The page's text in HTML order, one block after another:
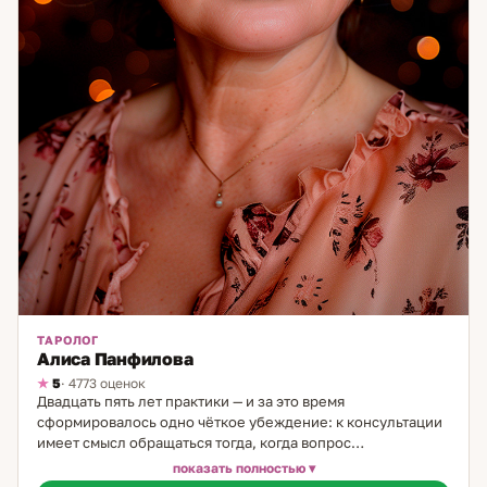
ТАРОЛОГ
Алиса Панфилова
5· 4773 оценок
Двадцать пять лет практики — и за это время
сформировалось одно чёткое убеждение: к консультации
имеет смысл обращаться тогда, когда вопрос
действительно важен и человек готов воспринять честный
показать полностью